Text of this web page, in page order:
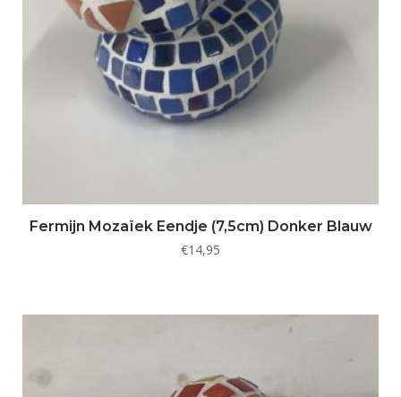
Fermijn Mozaïek Eendje (7,5cm) Donker Blauw
€14,95